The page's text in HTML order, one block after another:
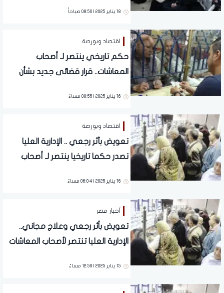
18 يناير 2025 | 08:50 صباحاً
اقتصاد وبورصة
حكم تاريخي ينتصر لـ أصحاب
المعاشات.. قرار قضائى جديد بشأن
16 يناير 2025 | 08:55 مساءً
اقتصاد وبورصة
تعويض بآثر رجعي .. الإدارية العليا
تصدر حكما تاريخيا ينتصر لـ أصحاب
16 يناير 2025 | 06:04 مساءً
أخبار مصر
تعويض بأثر رجعي وعلاج مجاني..
الإدارية العليا تنتصر لأصحاب المعاشات
15 يناير 2025 | 12:59 مساءً